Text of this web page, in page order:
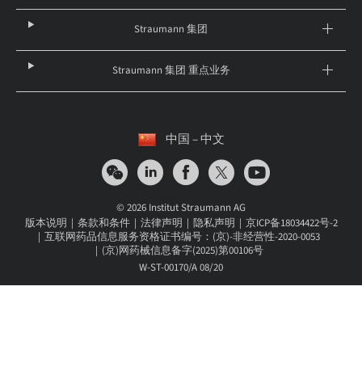
Straumann 集团
Straumann 集团 重点业务
中国 – 中文
© 2026 Institut Straumann AG
版本说明
条款和条件 法律声明 隐私声明
京ICP备18034422号-2
互联网药品信息服务资格证书编号：(京)-非经营性-2020-0053
(京)网药械信息备字(2025)第00106号
W-ST-00170/A 08/20